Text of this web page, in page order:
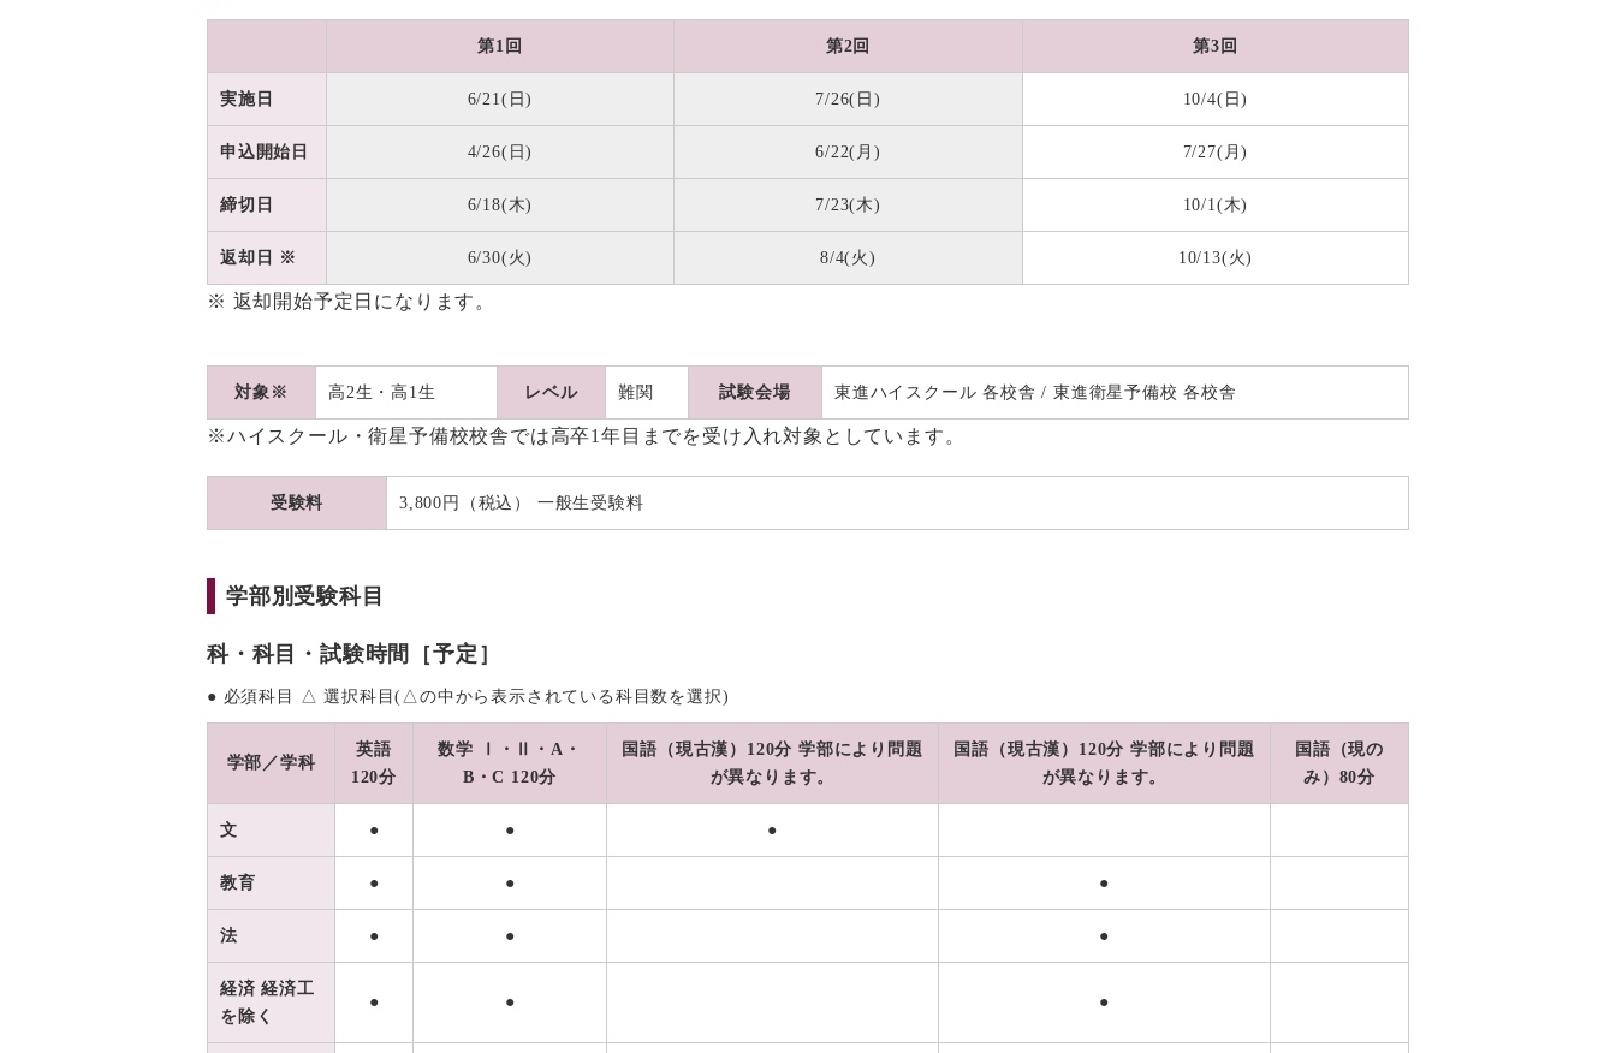
第1回 第2回 第3回
実施日 6/21(日) 7/26(日) 10/4(日)
申込開始日 4/26(日) 6/22(月) 7/27(月)
締切日 6/18(木) 7/23(木) 10/1(木)
返却日 ※ 6/30(火) 8/4(火) 10/13(火)
※ 返却開始予定日になります。
対象※ 高2生・高1生 レベル 難関 試験会場 東進ハイスクール 各校舎 / 東進衛星予備校 各校舎
※ハイスクール・衛星予備校校舎では高卒1年目までを受け入れ対象としています。
受験料 3,800円（税込） 一般生受験料
学部別受験科目
科・科目・試験時間［予定］
● 必須科目 △ 選択科目(△の中から表示されている科目数を選択)
学部／学科
英語
120分
数学 Ⅰ・Ⅱ・A・
B・C 120分
国語（現古漢）120分 学部により問題
が異なります。
国語（現古漢）120分 学部により問題
が異なります。
国語（現の
み）80分
文 ● ● ●
教育 ● ● ●
法 ● ● ●
経済 経済工
を除く
● ● ●